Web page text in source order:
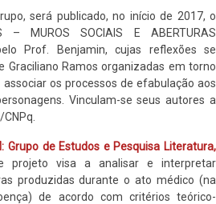
será publicado, no início de 2017, o
– MUROS SOCIAIS E ABERTURAS
Prof. Benjamin, cujas reflexões se
Graciliano Ramos organizadas em torno
os processos de efabulação aos
Vinculam-se seus autores a
Grupo de Estudos e Pesquisa Literatura,
projeto visa a analisar e interpretar
produzidas durante o ato médico (na
de acordo com critérios teórico-